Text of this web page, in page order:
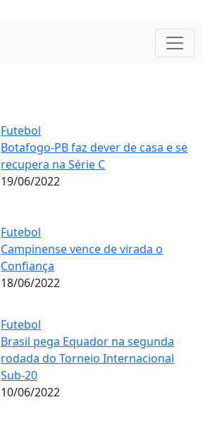
Futebol
Botafogo-PB faz dever de casa e se
recupera na Série C
19/06/2022
Futebol
Campinense vence de virada o
Confiança
18/06/2022
Futebol
Brasil pega Equador na segunda
rodada do Torneio Internacional
Sub-20
10/06/2022